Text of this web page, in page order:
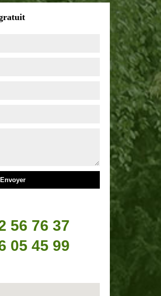
56 76 37
05 45 99